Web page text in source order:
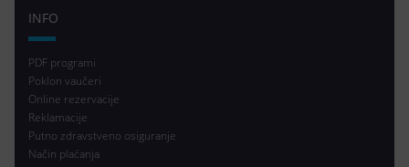
INFO
PDF programi
Poklon vaučeri
Online rezervacije
Reklamacije
Putno zdravstveno osiguranje
Način plaćanja